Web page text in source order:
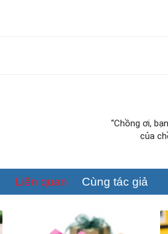
“Chồng ơi,
của
Liên quan Cùng tác giả